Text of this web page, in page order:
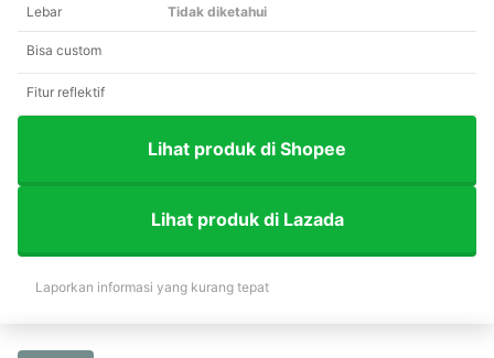
Lebar Tidak diketahui
Bisa custom
Fitur reflektif
Lihat produk di Shopee
Lihat produk di Lazada
Laporkan informasi yang kurang tepat